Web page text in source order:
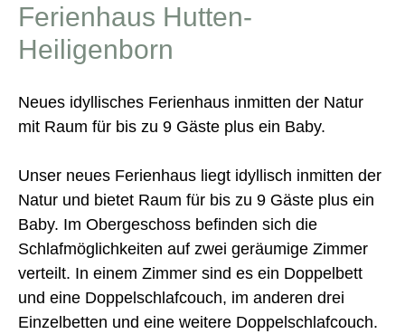
Ferienhaus Hutten-
Heiligenborn
Neues idyllisches Ferienhaus inmitten der Natur
mit Raum für bis zu 9 Gäste plus ein Baby.
Unser neues Ferienhaus liegt idyllisch inmitten der
Natur und bietet Raum für bis zu 9 Gäste plus ein
Baby. Im Obergeschoss befinden sich die
Schlafmöglichkeiten auf zwei geräumige Zimmer
verteilt. In einem Zimmer sind es ein Doppelbett
und eine Doppelschlafcouch, im anderen drei
Einzelbetten und eine weitere Doppelschlafcouch.